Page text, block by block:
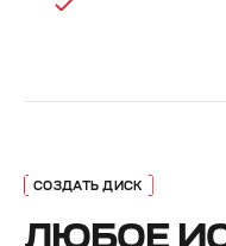
ЛЮБОЕ